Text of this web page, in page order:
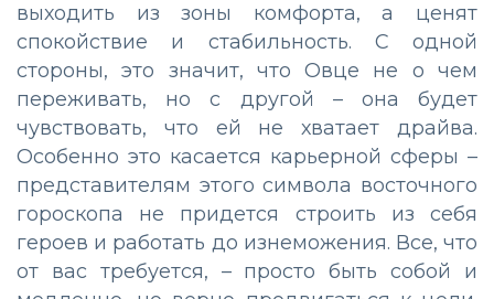
выходить из зоны комфорта, а ценят
спокойствие и стабильность. С одной
стороны, это значит, что Овце не о чем
переживать, но с другой – она будет
чувствовать, что ей не хватает драйва.
Особенно это касается карьерной сферы –
представителям этого символа восточного
гороскопа не придется строить из себя
героев и работать до изнеможения. Все, что
от вас требуется, – просто быть собой и